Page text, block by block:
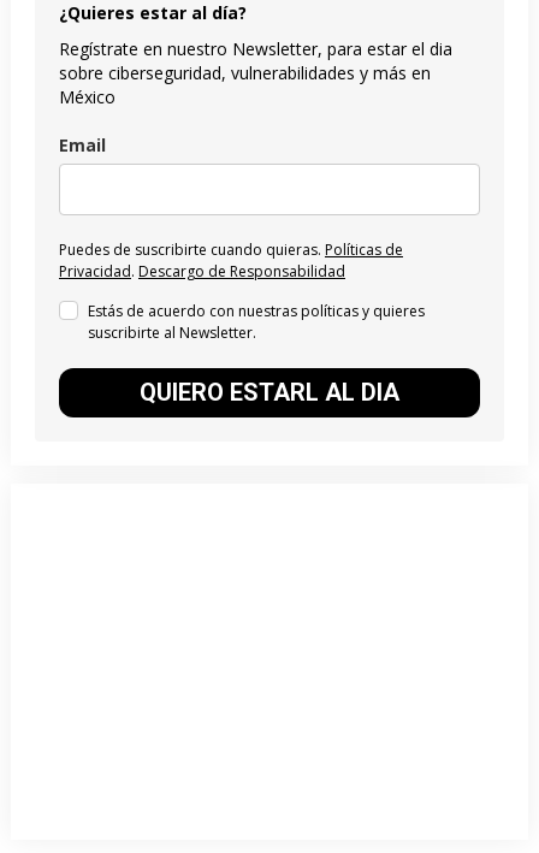
¿Quieres estar al día?
Regístrate en nuestro Newsletter, para estar el dia
sobre ciberseguridad, vulnerabilidades y más en
México
Email
Puedes de suscribirte cuando quieras. Políticas de
Privacidad. Descargo de Responsabilidad
Estás de acuerdo con nuestras políticas y quieres
suscribirte al Newsletter.
QUIERO ESTARL AL DIA